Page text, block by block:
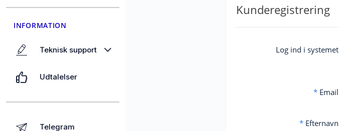
INFORMATION
Teknisk support
Udtalelser
Telegram
Kunderegistrering
Log ind i systemet
*Email
*Efternavn